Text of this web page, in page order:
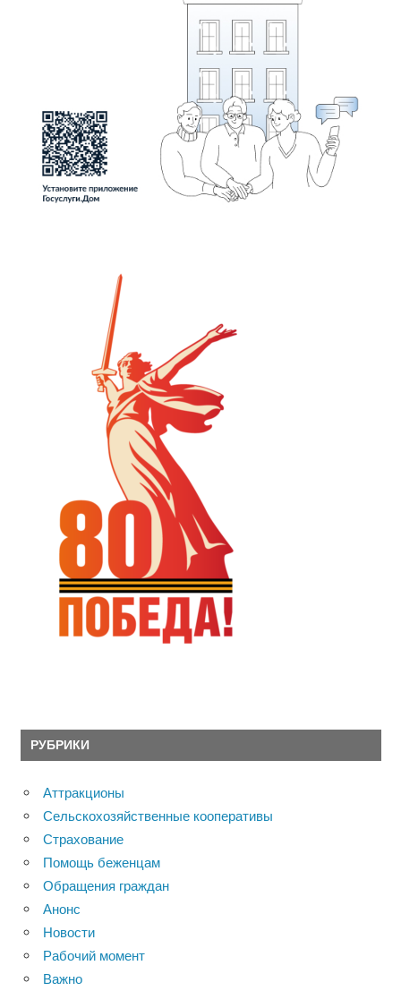
РУБРИКИ
Аттракционы
Сельскохозяйственные кооперативы
Страхование
Помощь беженцам
Обращения граждан
Анонс
Новости
Рабочий момент
Важно